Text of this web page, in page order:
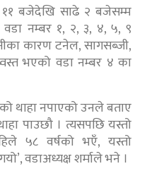
११ बजेदेखि साढे २ बजेसम्म
नम्बर १, २, ३, ४, ५, ९
कारण टनेल, सागसब्जी,
भएको वडा नम्बर ४ का
थाहा नपाएको उनले बताए
पाउछौ । त्यसपछि यस्तो
५८ वर्षको भएँ, यस्तो
वडाअध्यक्ष शर्माले भने ।